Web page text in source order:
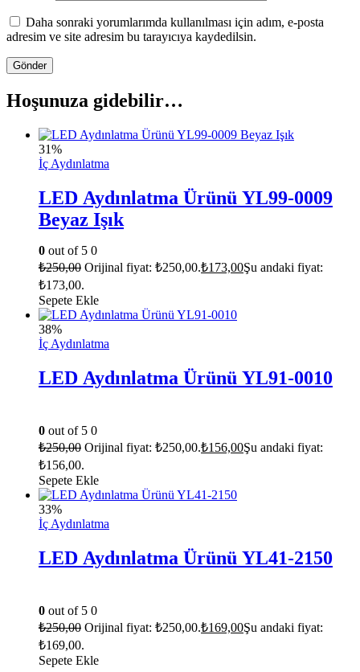
Daha sonraki yorumlarımda kullanılması için adım, e-posta
adresim ve site adresim bu tarayıcıya kaydedilsin.
Hoşunuza gidebilir…
31%
İç Aydınlatma
LED Aydınlatma Ürünü YL99-0009
Beyaz Işık
0 out of 5 0
₺250,00 Orijinal fiyat: ₺250,00.₺173,00Şu andaki fiyat:
₺173,00.
Sepete Ekle
38%
İç Aydınlatma
LED Aydınlatma Ürünü YL91-0010
0 out of 5 0
₺250,00 Orijinal fiyat: ₺250,00.₺156,00Şu andaki fiyat:
₺156,00.
Sepete Ekle
33%
İç Aydınlatma
LED Aydınlatma Ürünü YL41-2150
0 out of 5 0
₺250,00 Orijinal fiyat: ₺250,00.₺169,00Şu andaki fiyat:
₺169,00.
Sepete Ekle